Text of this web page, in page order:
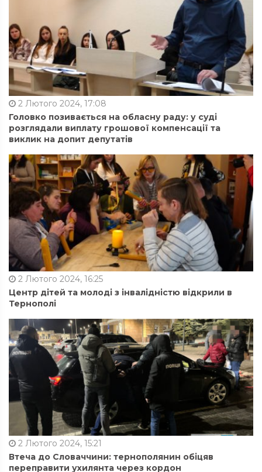
2 Лютого 2024, 17:08
Головко позивається на обласну раду: у суді
розглядали виплату грошової компенсації та
виклик на допит депутатів
2 Лютого 2024, 16:25
Центр дітей та молоді з інвалідністю відкрили в
Тернополі
2 Лютого 2024, 15:21
Втеча до Словаччини: тернополянин обіцяв
переправити ухилянта через кордон